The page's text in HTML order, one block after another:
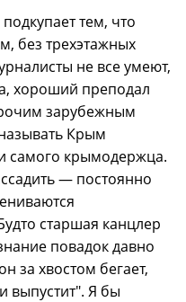
тем, что
без трехэтажных
не все умеют,
хороший преподал
зарубежным
Крым
самого крымодержца.
— постоянно
старшая канцлер
повадок давно
за хвостом бегает,
выпустит". Я бы